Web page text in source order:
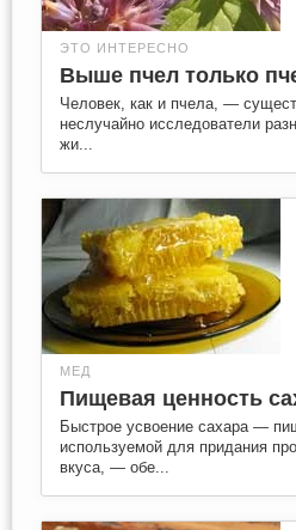
ЭТО ИНТЕРЕСНО
Выше пчел только
Человек, как и пчела, —
неслучайно исследователи
жи...
МЕД
Пищевая ценность
Быстрое усвоение сахара —
используемой для придания
вкуса, — обе...